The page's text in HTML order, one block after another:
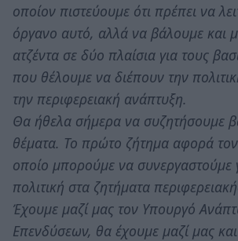
οποίον πιστεύουμε ότι πρέπει να
όργανο αυτό, αλλά να βάλουμε και
ατζέντα σε δύο πλαίσια για τους
που θέλουμε να διέπουν την
την περιφερειακή ανάπτυξη.
Θα ήθελα σήμερα να συζητήσουμε
θέματα. Το πρώτο ζήτημα αφορά
οποίο μπορούμε να συνεργαστούμε
πολιτική στα ζητήματα
Έχουμε μαζί μας τον Υπουργό
Επενδύσεων, θα έχουμε μαζί μας και